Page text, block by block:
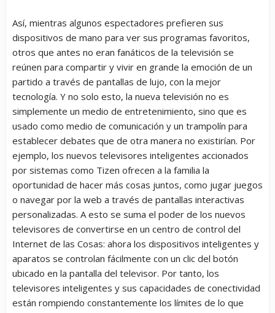
Así, mientras algunos espectadores prefieren sus
dispositivos de mano para ver sus programas favoritos,
otros que antes no eran fanáticos de la televisión se
reúnen para compartir y vivir en grande la emoción de un
partido a través de pantallas de lujo, con la mejor
tecnología. Y no solo esto, la nueva televisión no es
simplemente un medio de entretenimiento, sino que es
usado como medio de comunicación y un trampolín para
establecer debates que de otra manera no existirían. Por
ejemplo, los nuevos televisores inteligentes accionados
por sistemas como Tizen ofrecen a la familia la
oportunidad de hacer más cosas juntos, como jugar juegos
o navegar por la web a través de pantallas interactivas
personalizadas. A esto se suma el poder de los nuevos
televisores de convertirse en un centro de control del
Internet de las Cosas: ahora los dispositivos inteligentes y
aparatos se controlan fácilmente con un clic del botón
ubicado en la pantalla del televisor. Por tanto, los
televisores inteligentes y sus capacidades de conectividad
están rompiendo constantemente los límites de lo que